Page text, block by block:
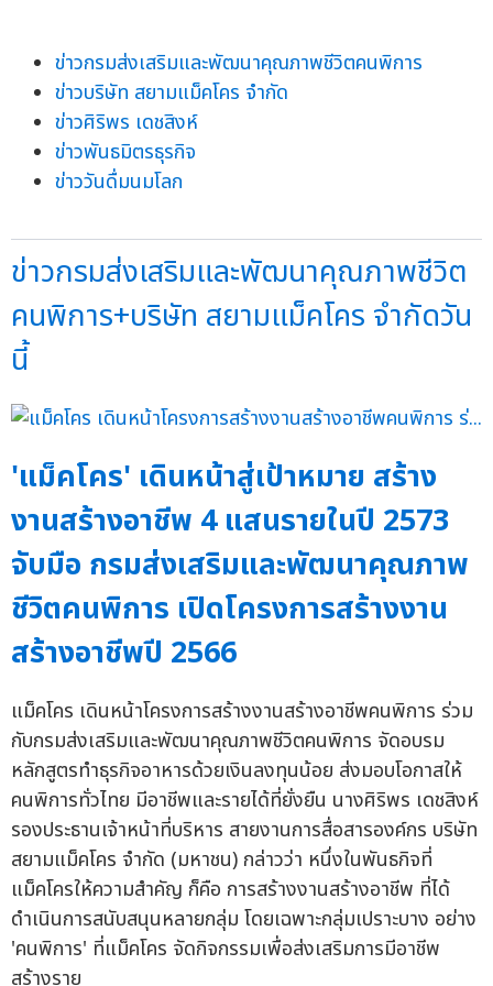
ข่าวกรมส่งเสริมและพัฒนาคุณภาพชีวิตคนพิการ
ข่าวบริษัท สยามแม็คโคร จำกัด
ข่าวศิริพร เดชสิงห์
ข่าวพันธมิตรธุรกิจ
ข่าววันดื่มนมโลก
ข่าวกรมส่งเสริมและพัฒนาคุณภาพชีวิต
คนพิการ+บริษัท สยามแม็คโคร จำกัดวัน
นี้
'แม็คโคร' เดินหน้าสู่เป้าหมาย สร้าง
งานสร้างอาชีพ 4 แสนรายในปี 2573
จับมือ กรมส่งเสริมและพัฒนาคุณภาพ
ชีวิตคนพิการ เปิดโครงการสร้างงาน
สร้างอาชีพปี 2566
แม็คโคร เดินหน้าโครงการสร้างงานสร้างอาชีพคนพิการ ร่วม
กับกรมส่งเสริมและพัฒนาคุณภาพชีวิตคนพิการ จัดอบรม
หลักสูตรทำธุรกิจอาหารด้วยเงินลงทุนน้อย ส่งมอบโอกาสให้
คนพิการทั่วไทย มีอาชีพและรายได้ที่ยั่งยืน นางศิริพร เดชสิงห์
รองประธานเจ้าหน้าที่บริหาร สายงานการสื่อสารองค์กร บริษัท
สยามแม็คโคร จำกัด (มหาชน) กล่าวว่า หนึ่งในพันธกิจที่
แม็คโครให้ความสำคัญ ก็คือ การสร้างงานสร้างอาชีพ ที่ได้
ดำเนินการสนับสนุนหลายกลุ่ม โดยเฉพาะกลุ่มเปราะบาง อย่าง
'คนพิการ' ที่แม็คโคร จัดกิจกรรมเพื่อส่งเสริมการมีอาชีพ
สร้างราย